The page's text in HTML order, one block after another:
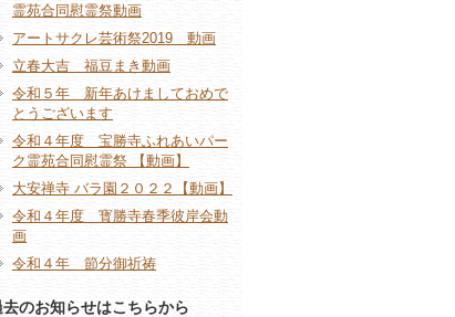
霊苑合同慰霊祭動画
アートサクレ芸術祭2019 動画
立春大吉 福豆まき動画
令和５年 新年あけましておめで
とうございます
令和４年度 宝勝寺ふれあいパー
ク霊苑合同慰霊祭 【動画】
大安禅寺 バラ園２０２２【動画】
令和４年度 寳勝寺春季彼岸会動
画
令和４年 節分御祈祷
去のお知らせはこちらから